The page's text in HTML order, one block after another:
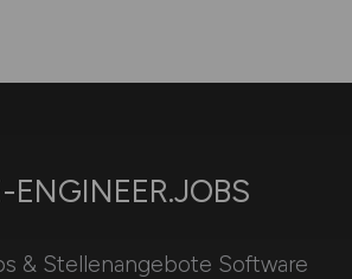
ENGINEER.JOBS
& Stellenangebote Software